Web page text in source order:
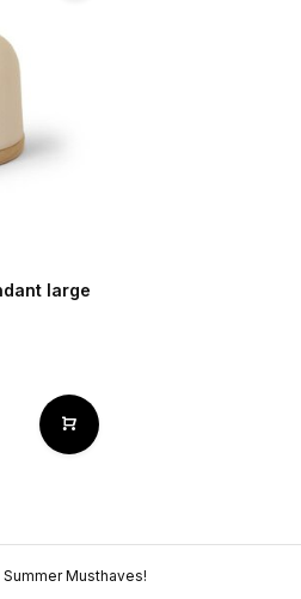
large
Musthaves!